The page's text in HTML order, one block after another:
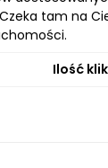
tam na
Ilość